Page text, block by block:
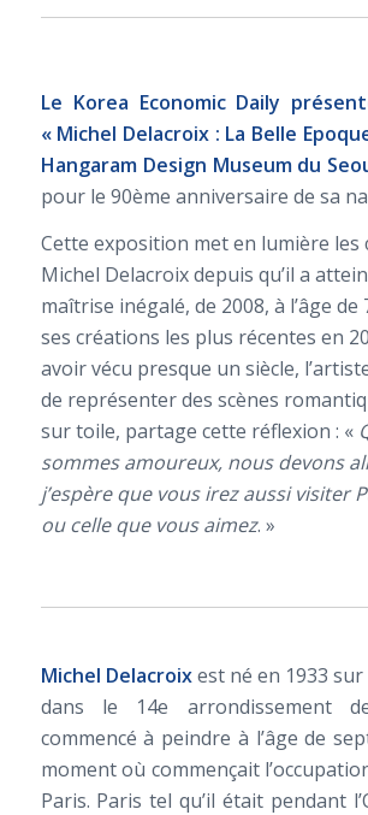
Le Korea Economic Daily
« Michel Delacroix : La Belle
Hangaram Design Museum du
pour le 90ème anniversaire de sa
Cette exposition met en lumière
Michel Delacroix depuis qu’il a
maîtrise inégalé, de 2008, à l’âge de
ses créations les plus récentes en
avoir vécu presque un siècle,
de représenter des scènes
sur toile, partage cette réflexion : «
sommes amoureux, nous devons
j’espère que vous irez aussi visiter
ou celle que vous aimez. »
Michel Delacroixest né en 1933 sur
dans le 14e arrondissement
commencé à peindre à l’âge de
moment où commençait
Paris. Paris tel qu’il était pendant